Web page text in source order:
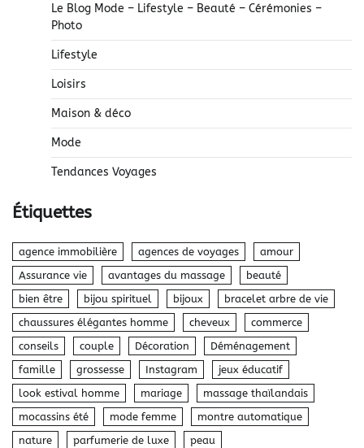
Le Blog Mode – Lifestyle – Beauté – Cérémonies –
Photo
Lifestyle
Loisirs
Maison & déco
Mode
Tendances Voyages
Étiquettes
agence immobilière agences de voyages
amour
Assurance vie
avantages du massage
beauté
bien être
bijou spirituel bijoux
bracelet arbre de vie
chaussures élégantes homme
cheveux
commerce
conseils
couple Décoration
Déménagement
famille
grossesse Instagram
jeux éducatif
look estival homme
mariage
massage thaïlandais
mocassins été
mode femme
montre automatique
nature
parfumerie de luxe
peau